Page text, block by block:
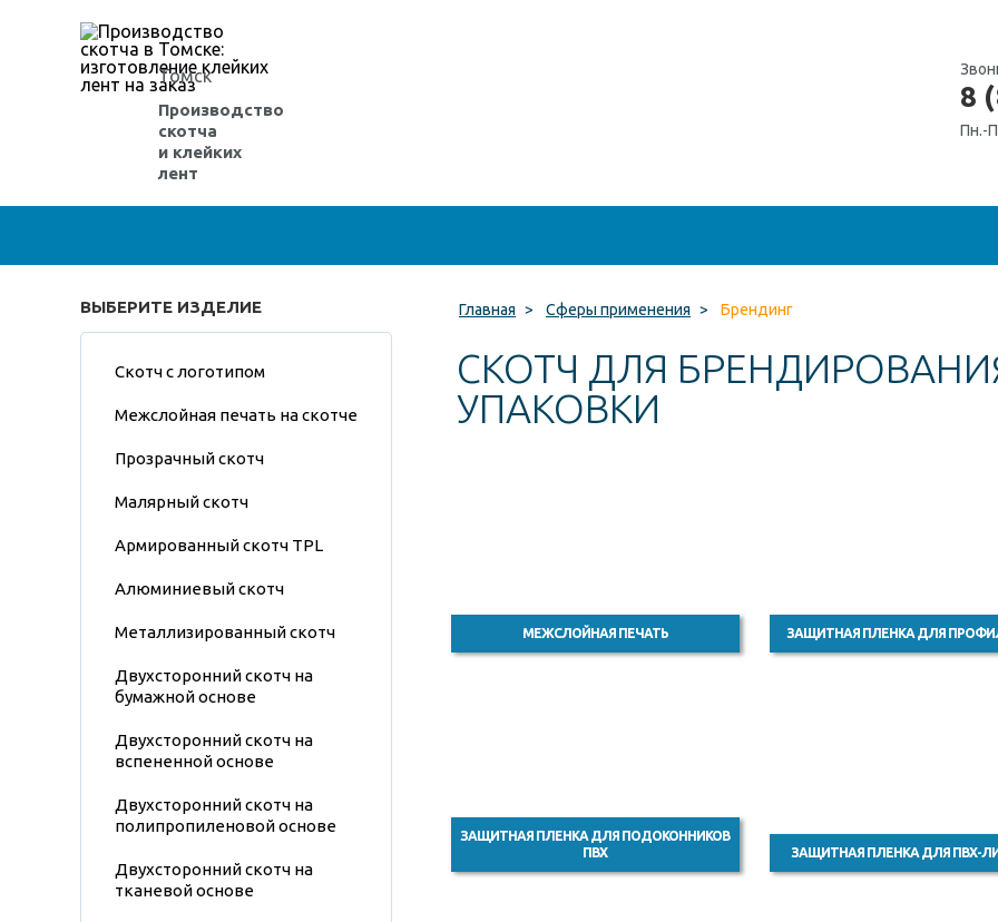
Томск
Производство
скотча
и клейких
лент
8
Пн.-
ВЫБЕРИТЕ ИЗДЕЛИЕ
Скотч с логотипом
Межслойная печать на скотче
Прозрачный скотч
Малярный скотч
Армированный скотч TPL
Алюминиевый скотч
Металлизированный скотч
Двухсторонний скотч на
бумажной основе
Двухсторонний скотч на
вспененной основе
Двухсторонний скотч на
полипропиленовой основе
Двухсторонний скотч на
тканевой основе
Главная > Сферы применения > Брендинг
СКОТЧ ДЛЯ
УПАКОВКИ
МЕЖСЛОЙНАЯ ПЕЧАТЬ ЗАЩИТНАЯ ПЛЕНКА ДЛЯ
ЗАЩИТНАЯ ПЛЕНКА ДЛЯ ПОДОКОННИКОВ
ПВХ
ЗАЩИТНАЯ ПЛЕНКА ДЛЯ ПВХ-